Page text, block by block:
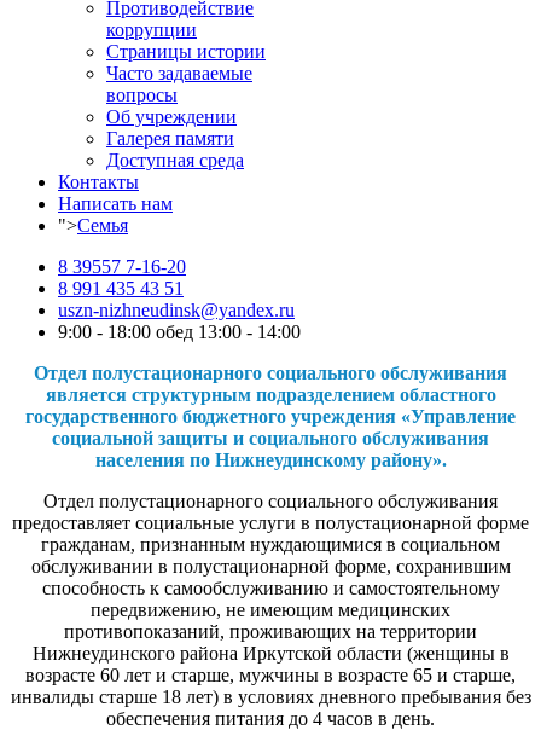
Противодействие
коррупции
Страницы истории
Часто задаваемые
вопросы
Об учреждении
Галерея памяти
Доступная среда
Контакты
Написать нам
">Семья
8 39557 7-16-20
8 991 435 43 51
uszn-nizhneudinsk@yandex.ru
9:00 - 18:00 обед 13:00 - 14:00
Отдел полустационарного социального обслуживания
является структурным подразделением областного
государственного бюджетного учреждения «Управление
социальной защиты и социального обслуживания
населения по Нижнеудинскому району».
Отдел полустационарного социального обслуживания
предоставляет социальные услуги в полустационарной форме
гражданам, признанным нуждающимися в социальном
обслуживании в полустационарной форме, сохранившим
способность к самообслуживанию и самостоятельному
передвижению, не имеющим медицинских
противопоказаний, проживающих на территории
Нижнеудинского района Иркутской области (женщины в
возрасте 60 лет и старше, мужчины в возрасте 65 и старше,
инвалиды старше 18 лет) в условиях дневного пребывания без
обеспечения питания до 4 часов в день.